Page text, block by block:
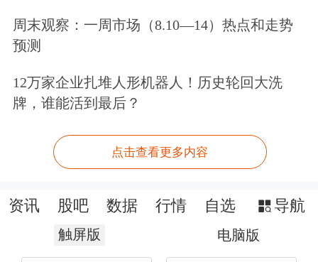
周末观察：一周市场（8.10—14）热点和走势
预测
12万家企业扎堆人形机器人！历史轮回大洗
牌，谁能活到最后？
点击查看更多内容
资讯 股吧 数据 行情 自选 导航
触屏版 电脑版